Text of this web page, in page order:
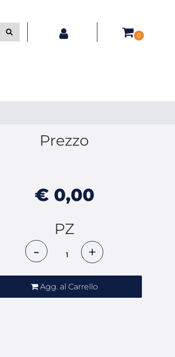
0
Prezzo
€ 0,00
PZ
Quantità
Agg. al Carrello